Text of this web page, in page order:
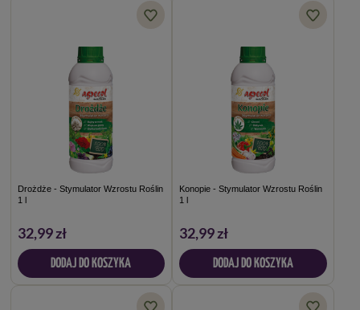
Drożdże - Stymulator Wzrostu Roślin
1 l
32,99 zł
DODAJ DO KOSZYKA
Konopie - Stymulator Wzrostu Roślin
1 l
32,99 zł
DODAJ DO KOSZYKA